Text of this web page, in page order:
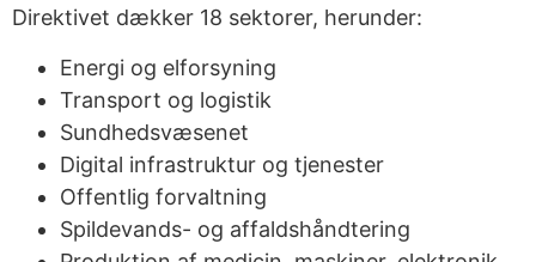
Direktivet dækker 18 sektorer, herunder:
Energi og elforsyning
Transport og logistik
Sundhedsvæsenet
Digital infrastruktur og tjenester
Offentlig forvaltning
Spildevands- og affaldshåndtering